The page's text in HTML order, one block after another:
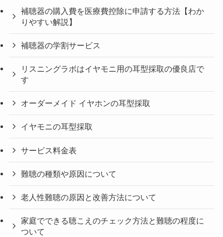
補聴器の購入費を医療費控除に申請する方法【わか
りやすい解説】
補聴器の学割サービス
リスニングラボはイヤモニ用の耳型採取の優良店で
す
オーダーメイド イヤホンの耳型採取
イヤモニの耳型採取
サービス料金表
難聴の種類や原因について
老人性難聴の原因と改善方法について
家庭でできる聴こえのチェック方法と難聴の程度に
ついて